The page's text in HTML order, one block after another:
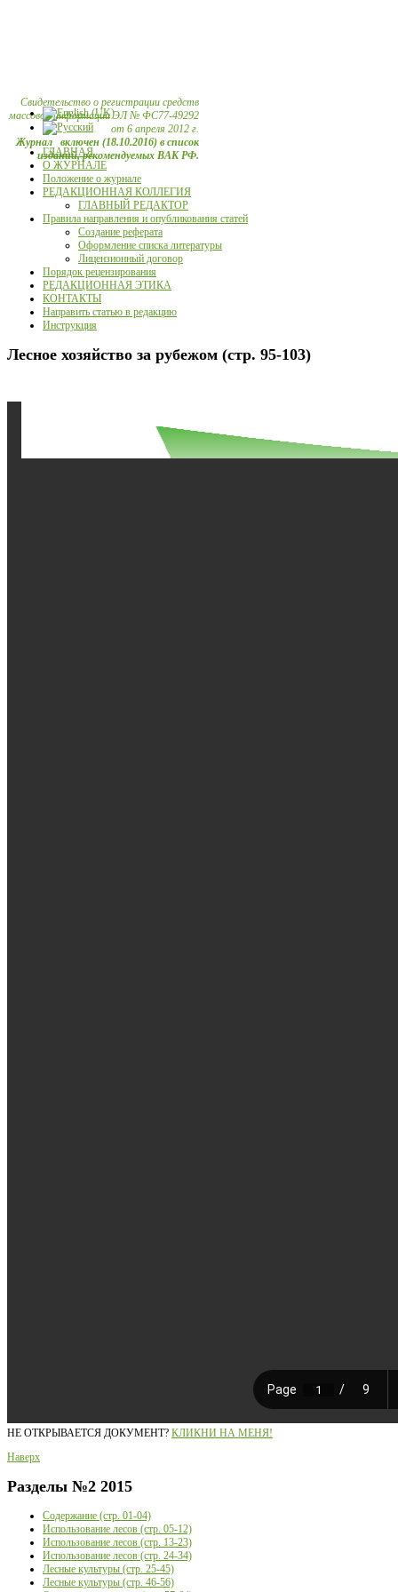
Свидетельство о регистрации средств
массовой информации ЭЛ № ФС77-49292
от 6 апреля 2012 г.
Журнал включен (18.10.2016) в список
изданий, рекомендуемых ВАК РФ.
ГЛАВНАЯ
О ЖУРНАЛЕ
Положение о журнале
РЕДАКЦИОННАЯ КОЛЛЕГИЯ
ГЛАВНЫЙ РЕДАКТОР
Правила направления и опубликования статей
Создание реферата
Оформление списка литературы
Лицензионный договор
Порядок рецензирования
РЕДАКЦИОННАЯ ЭТИКА
КОНТАКТЫ
Направить статью в редакцию
Инструкция
Лесное хозяйство за рубежом (стр. 95-103)
НЕ ОТКРЫВАЕТСЯ ДОКУМЕНТ? КЛИКНИ НА МЕНЯ!
Наверх
Разделы №2 2015
Содержание (стр. 01-04)
Использование лесов (стр. 05-12)
Использование лесов (стр. 13-23)
Использование лесов (стр. 24-34)
Лесные культуры (стр. 25-45)
Лесные культуры (стр. 46-56)